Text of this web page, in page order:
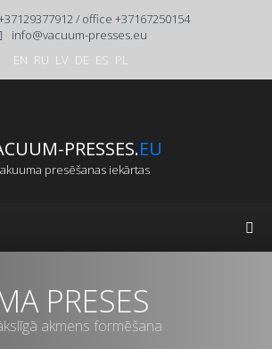
/ office +37167250154
info@vacuum-presses.eu
EN RU LV DE ES PL
PRESSES.EU
presēšanas iekārtas
PRESES
akmens formēšana